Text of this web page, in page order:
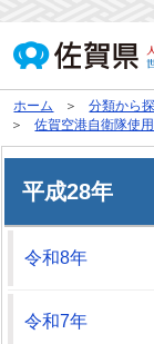
ホーム 分類から
佐賀空港自衛隊使
平成28年
令和8年
令和7年